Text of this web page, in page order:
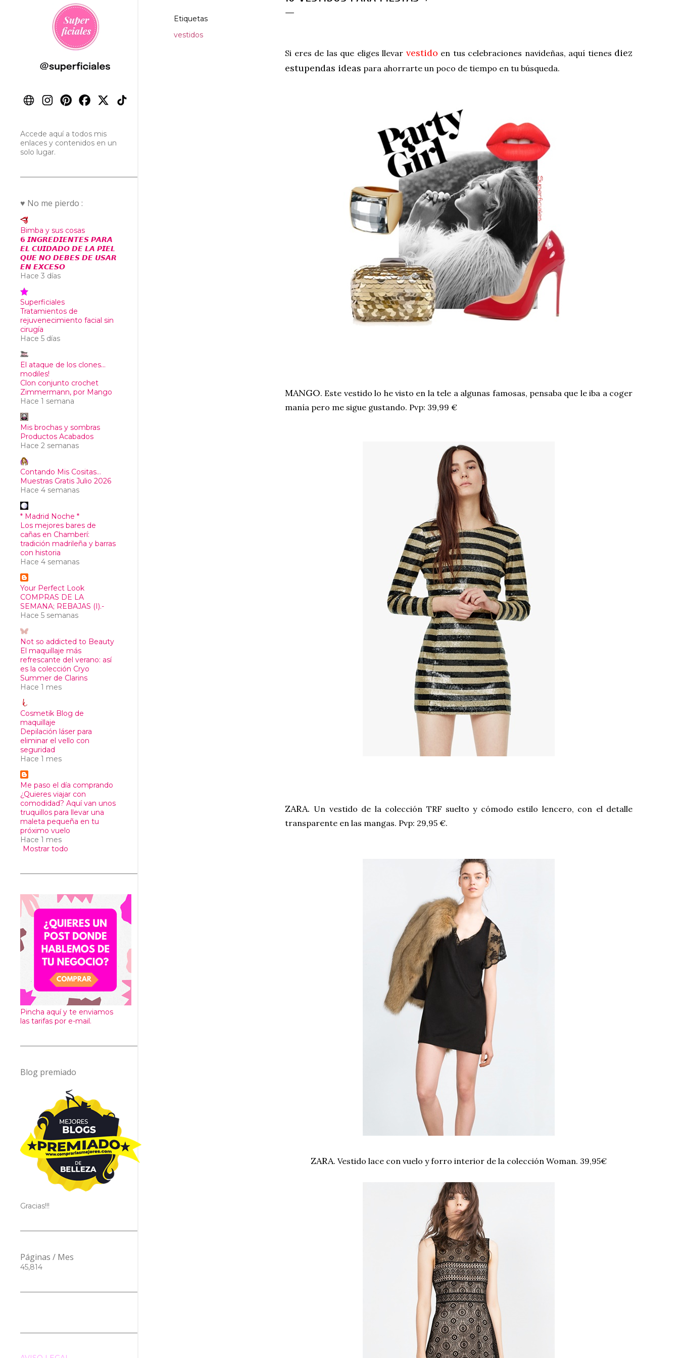
Etiquetas
vestidos
Si eres de las que eliges llevar vestido en tus celebraciones navideñas, aquí tienes diez
estupendas ideas para ahorrarte un poco de tiempo en tu búsqueda.
MANGO. Este vestido lo he visto en la tele a algunas famosas, pensaba que le iba a coger
manía pero me sigue gustando. Pvp: 39,99 €
ZARA. Un vestido de la colección TRF suelto y cómodo estilo lencero, con el detalle
transparente en las mangas. Pvp: 29,95 €.
ZARA. Vestido lace con vuelo y forro interior de la colección Woman. 39,95€
Accede aquí a todos mis
enlaces y contenidos en un
solo lugar.
♥ No me pierdo :
Bimba y sus cosas
𝟲 𝙄𝙉𝙂𝙍𝙀𝘿𝙄𝙀𝙉𝙏𝙀𝙎 𝙋𝘼𝙍𝘼
𝙀𝙇 𝘾𝙐𝙄𝘿𝘼𝘿𝙊 𝘿𝙀 𝙇𝘼 𝙋𝙄𝙀𝙇
𝙌𝙐𝙀 𝙉𝙊 𝘿𝙀𝘽𝙀𝙎 𝘿𝙀 𝙐𝙎𝘼𝙍
𝙀𝙉 𝙀𝙓𝘾𝙀𝙎𝙊
Hace 3 días
Superficiales
Tratamientos de
rejuvenecimiento facial sin
cirugía
Hace 5 días
El ataque de los clones...
modiles!
Clon conjunto crochet
Zimmermann, por Mango
Hace 1 semana
Mis brochas y sombras
Productos Acabados
Hace 2 semanas
Contando Mis Cositas...
Muestras Gratis Julio 2026
Hace 4 semanas
* Madrid Noche *
Los mejores bares de
cañas en Chamberí:
tradición madrileña y barras
con historia
Hace 4 semanas
Your Perfect Look
COMPRAS DE LA
SEMANA; REBAJAS (I).-
Hace 5 semanas
Not so addicted to Beauty
El maquillaje más
refrescante del verano: así
es la colección Cryo
Summer de Clarins
Hace 1 mes
Cosmetik Blog de
maquillaje
Depilación láser para
eliminar el vello con
seguridad
Hace 1 mes
Me paso el día comprando
¿Quieres viajar con
comodidad? Aquí van unos
truquillos para llevar una
maleta pequeña en tu
próximo vuelo
Hace 1 mes
Mostrar todo
Pincha aquí y te enviamos
las tarifas por e-mail.
Blog premiado
Gracias!!!
Páginas / Mes
45,814